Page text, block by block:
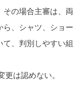
その場合主審は、両
ら、シャツ、ショー
、判別しやすい組
は認めない。